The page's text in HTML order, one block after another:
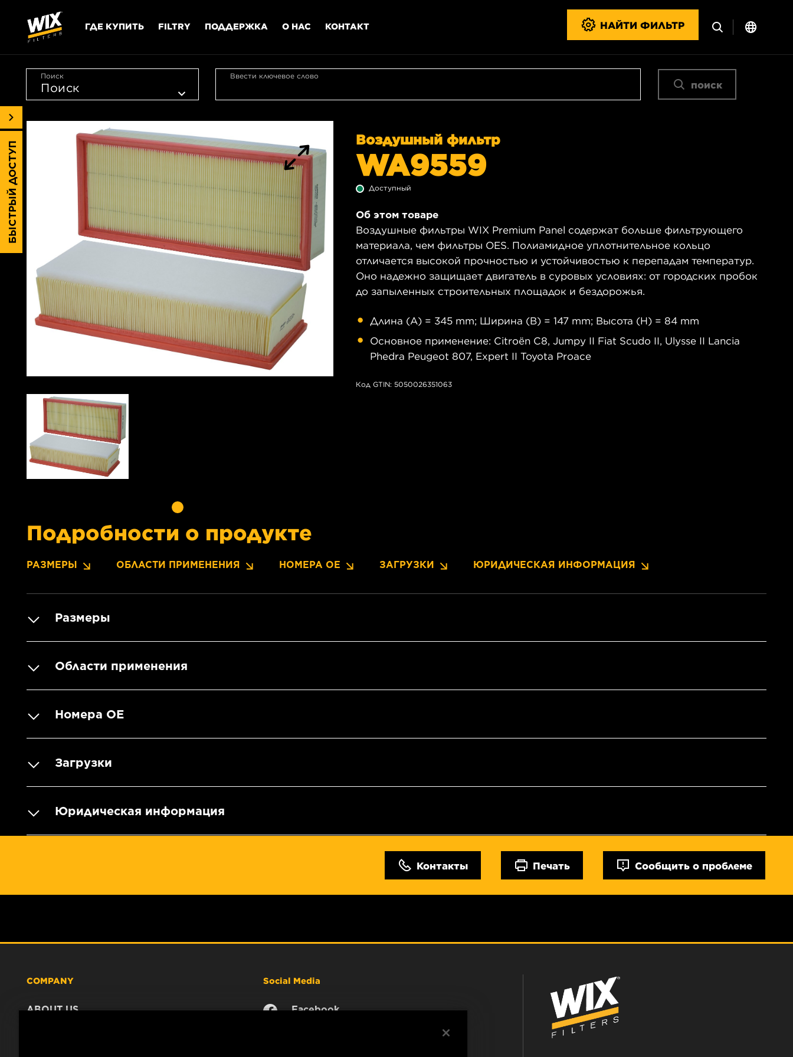
ГДЕ КУПИТЬ FILTRY ПОДДЕРЖКА О НАС КОНТАКТ НАЙТИ ФИЛЬТР
Поиск Ввести ключевое слово
поиск
Воздушный фильтр
WA9559
Доступный
Об этом товаре
Воздушные фильтры WIX Premium Panel содержат больше фильтрующего
материала, чем фильтры OES. Полиамидное уплотнительное кольцо
отличается высокой прочностью и устойчивостью к перепадам температур.
Оно надежно защищает двигатель в суровых условиях: от городских пробок
до запыленных строительных площадок и бездорожья.
Длина (A) = 345 mm; Ширина (B) = 147 mm; Высота (H) = 84 mm
Основное применение: Citroën C8, Jumpy II Fiat Scudo II, Ulysse II Lancia
Phedra Peugeot 807, Expert II Toyota Proace
Код GTIN: 5050026351063
Подробности о продукте
РАЗМЕРЫ ОБЛАСТИ ПРИМЕНЕНИЯ НОМЕРА OE ЗАГРУЗКИ ЮРИДИЧЕСКАЯ ИНФОРМАЦИЯ
Размеры
Области применения
Номера OE
Загрузки
Юридическая информация
Контакты Печать Сообщить о проблеме
БЫСТРЫЙ ДОСТУП
COMPANY
ABOUT US
Social Media
Facebook